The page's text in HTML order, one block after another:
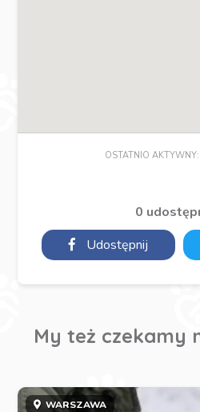
OSTATNIO
0
Udostępnij
My też czekamy
WARSZAWA